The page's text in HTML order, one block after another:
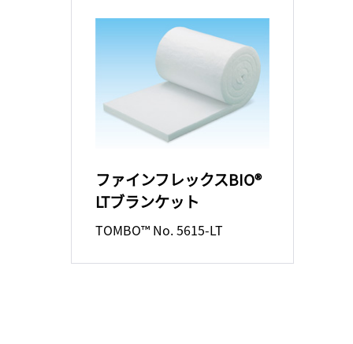
ファインフレックスBIO®
LTブランケット
TOMBO™ No. 5615-LT